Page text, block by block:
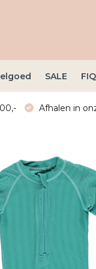
SALE
Afhalen in